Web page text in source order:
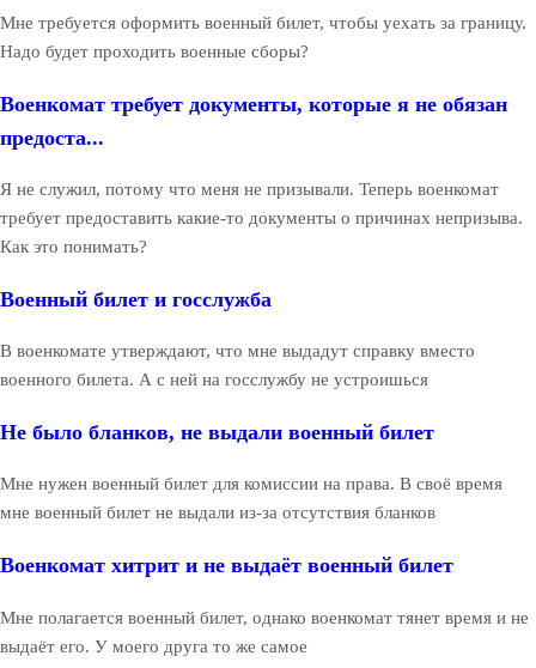
Мне требуется оформить военный билет, чтобы уехать за границу.
Надо будет проходить военные сборы?
Военкомат требует документы, которые я не обязан
предоста...
Я не служил, потому что меня не призывали. Теперь военкомат
требует предоставить какие-то документы о причинах непризыва.
Как это понимать?
Военный билет и госслужба
В военкомате утверждают, что мне выдадут справку вместо
военного билета. А с ней на госслужбу не устроишься
Не было бланков, не выдали военный билет
Мне нужен военный билет для комиссии на права. В своё время
мне военный билет не выдали из-за отсутствия бланков
Военкомат хитрит и не выдаёт военный билет
Мне полагается военный билет, однако военкомат тянет время и не
выдаёт его. У моего друга то же самое